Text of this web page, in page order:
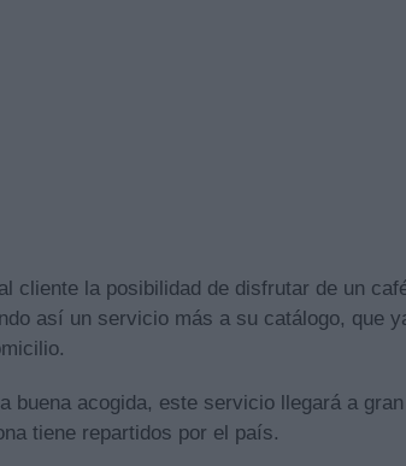
cliente la posibilidad de disfrutar de un
así un servicio más a su catálogo, que
buena acogida, este servicio llegará a
tiene repartidos por el país.